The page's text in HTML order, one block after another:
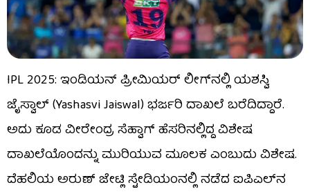
IPL 2025: ಇಂಡಿಯನ್ ಪ್ರೀಮಿಯರ್ ಲೀಗ್​ನಲ್ಲಿ ಯಶಸ್ವಿ
ಜೈಸ್ವಾಲ್ (Yashasvi Jaiswal) ಭರ್ಜರಿ ದಾಖಲೆ ಬರೆದಿದ್ದಾರೆ.
ಅದು ಕೂಡ ವೀರೇಂದ್ರ ಸೆಹ್ವಾಗ್ ಹೆಸರಿನಲ್ಲಿದ್ದ ವಿಶೇಷ
ದಾಖಲೆಯೊಂದನ್ನು ಮುರಿಯುವ ಮೂಲಕ ಎಂಬುದು ವಿಶೇಷ.
ದೆಹಲಿಯ ಅರುಣ್ ಜೇಟ್ಲಿ ಸ್ಟೇಡಿಯಂನಲ್ಲಿ ನಡೆದ ಐಪಿಎಲ್​ನ